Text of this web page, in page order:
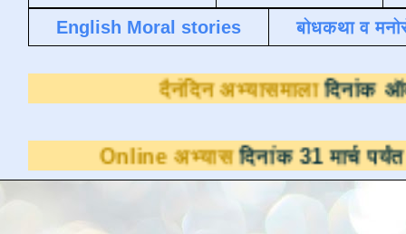
English Moral stories
बोधकथा व
दैनंदिन
अभ्यासदिनांक 31 मार्च पर्यंत